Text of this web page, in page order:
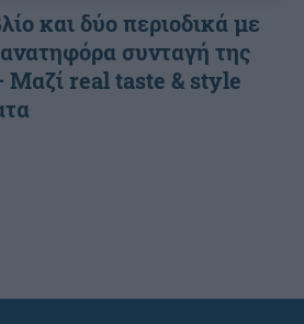
και δύο περιοδικά με
συνταγή της
real taste & style